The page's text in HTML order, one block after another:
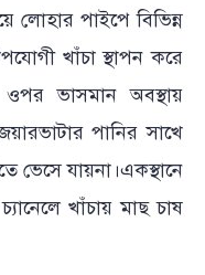
লোহার পাইপে বিভিন্ন
খাঁচা স্থাপন করে
ভাসমান অবস্থায়
পানির সাখে
ভেসে যায়না।একস্থানে
খাঁচায় মাছ চাষ